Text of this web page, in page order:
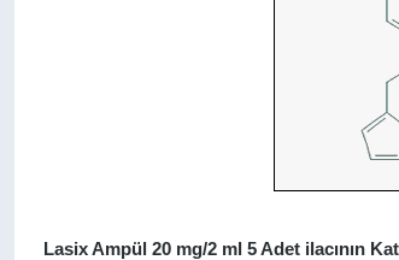
Lasix Ampül 20 mg/2 ml 5 Adet ilacının